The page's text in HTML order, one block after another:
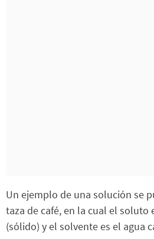
Un ejemplo de una solución se
taza de café, en la cual el soluto
(sólido) y el solvente es el agua